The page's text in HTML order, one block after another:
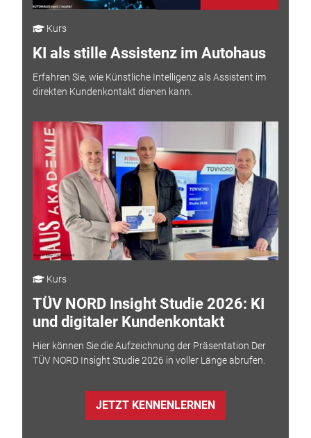
Kurs
KI als stille Assistenz im Autohaus
Erfahren Sie, wie Künstliche Intelligenz als Assistent im
direkten Kundenkontakt dienen kann.
Kurs
TÜV NORD Insight Studie 2026: KI
und digitaler Kundenkontakt
Hier können Sie die Aufzeichnung der Präsentation Der
TÜV NORD Insight Studie 2026 in voller Länge abrufen.
JETZT KENNENLERNEN